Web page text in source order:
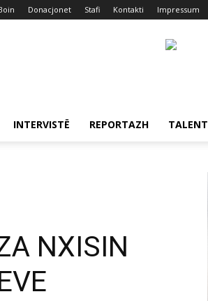
Donacjonet Stafi Kontakti Impressum
INTERVISTË REPORTAZH TALENT
NXISIN